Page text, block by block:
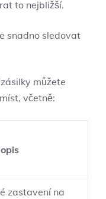
to nejbližší.
snadno sledovat
můžete
včetně:
zastavení na